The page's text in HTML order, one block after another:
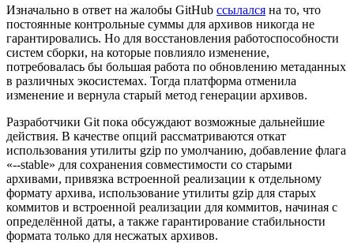
Изначально в ответ на жалобы GitHub ссылался на то, что
постоянные контрольные суммы для архивов никогда не
гарантировались. Но для восстановления работоспособности
систем сборки, на которые повлияло изменение,
потребовалась бы большая работа по обновлению метаданных
в различных экосистемах. Тогда платформа отменила
изменение и вернула старый метод генерации архивов.
Разработчики Git пока обсуждают возможные дальнейшие
действия. В качестве опций рассматриваются откат
использования утилиты gzip по умолчанию, добавление флага
«--stable» для сохранения совместимости со старыми
архивами, привязка встроенной реализации к отдельному
формату архива, использование утилиты gzip для старых
коммитов и встроенной реализации для коммитов, начиная с
определённой даты, а также гарантирование стабильности
формата только для несжатых архивов.